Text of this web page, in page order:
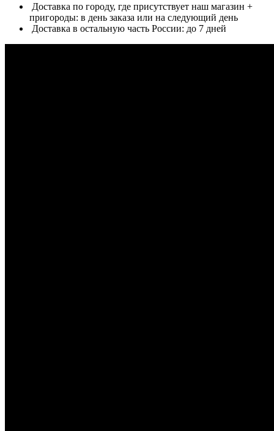
Доставка по городу, где присутствует наш магазин +
пригороды: в день заказа или на следующий день
Доставка в остальную часть России: до 7 дней